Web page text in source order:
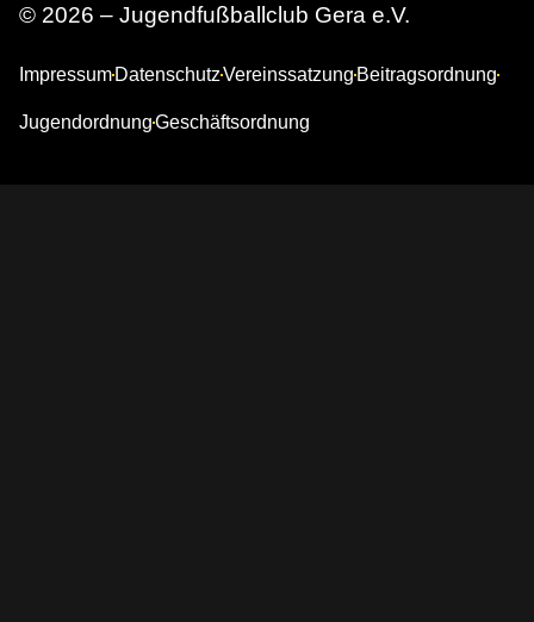
© 2026 – Jugendfußballclub Gera e.V.
Impressum DatenschutzVereinssatzung Beitragsordnung
JugendordnungGeschäftsordnung